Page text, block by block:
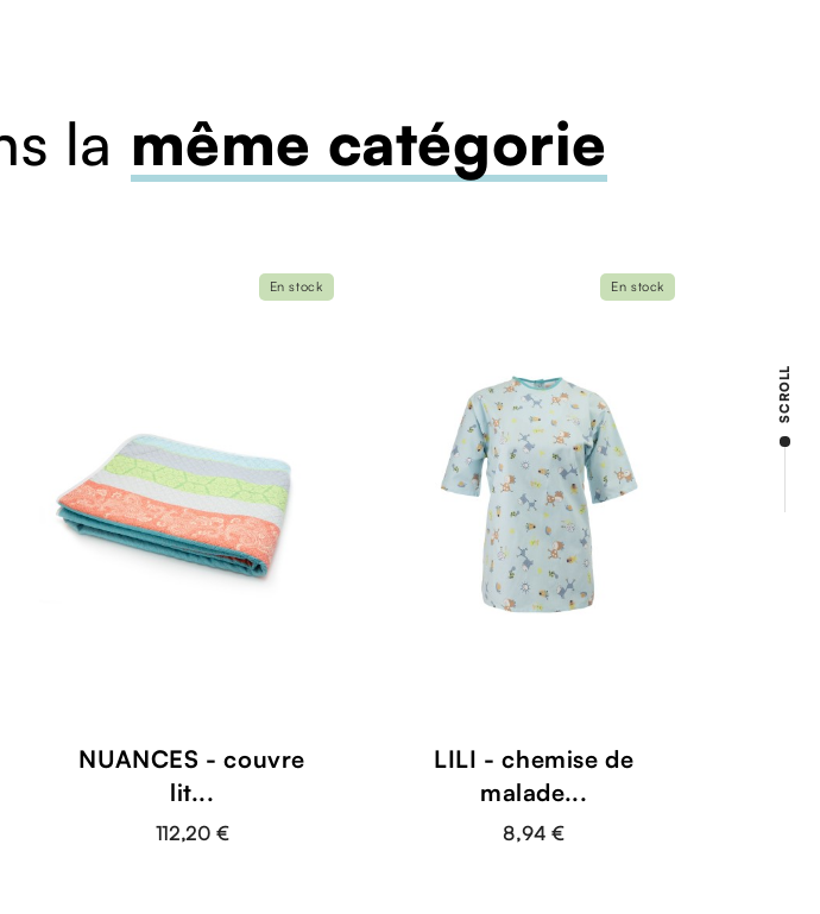
la même catégorie
NUANCES - couvre
lit...
112,20 €
En stock
LILI - chemise de
malade...
8,94 €
En stock
SCROLL